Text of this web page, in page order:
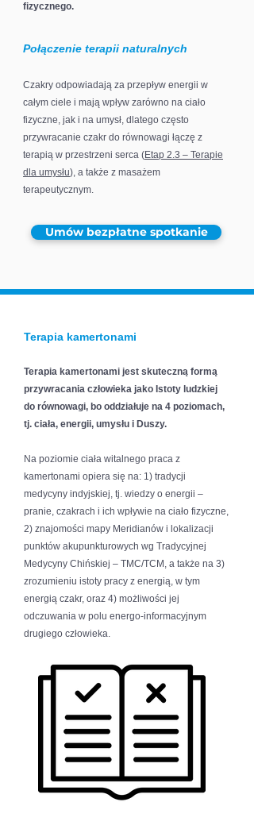
fizycznego.
Połączenie terapii naturalnych
Czakry odpowiadają za przepływ energii w
całym ciele i mają wpływ zarówno na ciało
fizyczne, jak i na umysł, dlatego często
przywracanie czakr do równowagi łączę z
terapią w przestrzeni serca (Etap 2.3 – Terapie
dla umysłu), a także z masażem
terapeutycznym.
Umów bezpłatne spotkanie
Terapia kamertonami
Terapia kamertonami jest skuteczną formą
przywracania człowieka jako Istoty ludzkiej
do równowagi, bo oddziałuje na 4 poziomach,
tj. ciała, energii, umysłu i Duszy.
Na poziomie ciała witalnego praca z
kamertonami opiera się na: 1) tradycji
medycyny indyjskiej, tj. wiedzy o energii –
pranie, czakrach i ich wpływie na ciało fizyczne,
2) znajomości mapy Meridianów i lokalizacji
punktów akupunkturowych wg Tradycyjnej
Medycyny Chińskiej – TMC/TCM, a także na 3)
zrozumieniu istoty pracy z energią, w tym
energią czakr, oraz 4) możliwości jej
odczuwania w polu energo-informacyjnym
drugiego człowieka.